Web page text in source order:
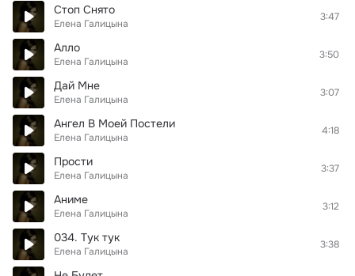
Стоп Снято
Елена Галицына
3:47
Алло
Елена Галицына
3:50
Дай Мне
Елена Галицына
3:07
Ангел В Моей Постели
Елена Галицына
4:18
Прости
Елена Галицына
3:37
Аниме
Елена Галицына
3:12
034. Тук тук
Елена Галицына
3:38